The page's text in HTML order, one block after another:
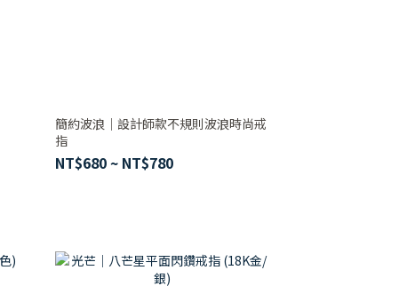
簡約波浪｜設計師款不規則波浪時尚戒
指
NT$680 ~ NT$780